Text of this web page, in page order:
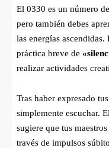
El 0330 es un número
pero también debes
las energías
práctica breve de
realizar actividades
Tras haber expresado
simplemente escuchar. El
sugiere que tus
través de impulsos